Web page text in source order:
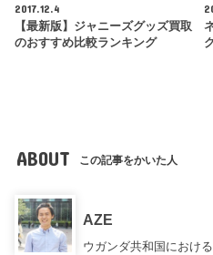
2017.12.4
【最新版】ジャニーズグッズ買取
のおすすめ比較ランキング
ABOUT この記事をかいた人
AZE
ウガンダ共和国におけ